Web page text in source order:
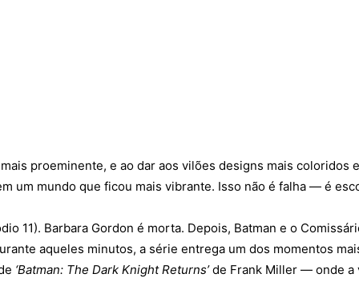
proeminente, e ao dar aos vilões designs mais
um mundo que ficou mais vibrante. Isso não é falha — é
11). Barbara Gordon é morta. Depois, Batman e o
aqueles minutos, a série entrega um dos momentos
‘Batman: The Dark Knight Returns’de Frank Miller — onde a